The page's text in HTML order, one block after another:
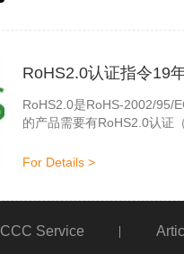
RoHS2.0认证指令19
RoHS2.0是RoHS-2002/95/
的产品需要有RoHS2.0认证
For Details >
CCC Service